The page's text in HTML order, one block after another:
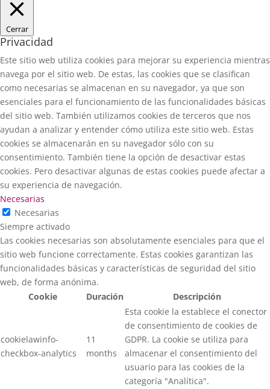
Cerrar
Privacidad
Este sitio web utiliza cookies para mejorar su experiencia mientras
navega por el sitio web. De estas, las cookies que se clasifican
como necesarias se almacenan en su navegador, ya que son
esenciales para el funcionamiento de las funcionalidades básicas
del sitio web. También utilizamos cookies de terceros que nos
ayudan a analizar y entender cómo utiliza este sitio web. Estas
cookies se almacenarán en su navegador sólo con su
consentimiento. También tiene la opción de desactivar estas
cookies. Pero desactivar algunas de estas cookies puede afectar a
su experiencia de navegación.
Necesarias
Necesarias
Siempre activado
Las cookies necesarias son absolutamente esenciales para que el
sitio web funcione correctamente. Estas cookies garantizan las
funcionalidades básicas y características de seguridad del sitio
web, de forma anónima.
Cookie
Duración Descripción
cookielawinfo-
checkbox-analytics
11
months
Esta cookie la establece el conector
de consentimiento de cookies de
GDPR. La cookie se utiliza para
almacenar el consentimiento del
usuario para las cookies de la
categoría "Analítica".